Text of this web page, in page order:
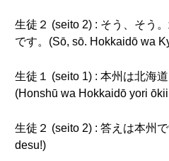
生徒２ (seito 2) : そう、そう
です。(Sō, sō. Hokkaidō wa
生徒１ (seito 1) : 本州は北海
(Honshū wa Hokkaidō yori
生徒２ (seito 2) : 答えは本州
desu!)